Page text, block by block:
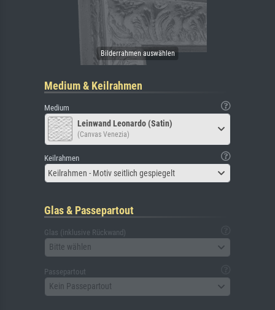
Medium & Keilrahmen
Medium
Leinwand Leonardo (Satin)
(Canvas Venezia)
Keilrahmen
Keilrahmen - Motiv seitlich gespiegelt
Glas & Passepartout
Glas (inklusive Rückwand)
Bitte wählen
Passepartout
Kein Passepartout